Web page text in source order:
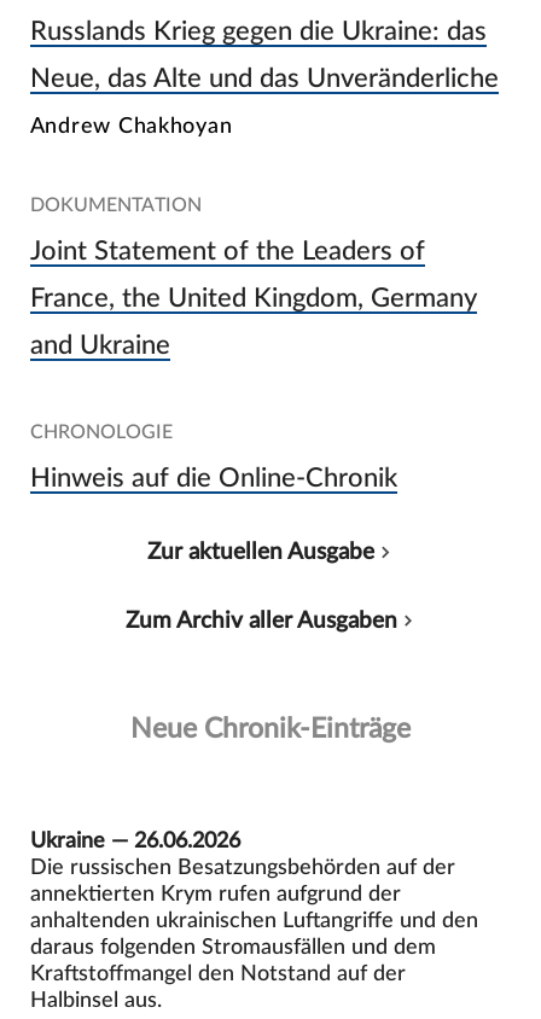
Russlands Krieg gegen die Ukraine: das
Neue, das Alte und das Unveränderliche
Andrew Chakhoyan
DOKUMENTATION
Joint Statement of the Leaders of
France, the United Kingdom, Germany
and Ukraine
CHRONOLOGIE
Hinweis auf die Online-Chronik
Zur aktuellen Ausgabe
Zum Archiv aller Ausgaben
Neue Chronik-Einträge
Ukraine — 26.06.2026
Die russischen Besatzungsbehörden auf der
annektierten Krym rufen aufgrund der
anhaltenden ukrainischen Luftangriffe und den
daraus folgenden Stromausfällen und dem
Kraftstoffmangel den Notstand auf der
Halbinsel aus.